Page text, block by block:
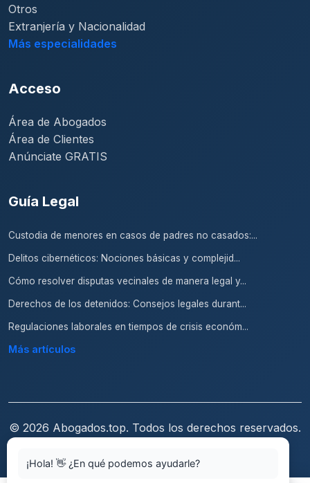
Otros
Extranjería y Nacionalidad
Más especialidades
Acceso
Área de Abogados
Área de Clientes
Anúnciate GRATIS
Guía Legal
Custodia de menores en casos de padres no casados:...
Delitos cibernéticos: Nociones básicas y complejid...
Cómo resolver disputas vecinales de manera legal y...
Derechos de los detenidos: Consejos legales durant...
Regulaciones laborales en tiempos de crisis económ...
Más artículos
© 2026 Abogados.top. Todos los derechos reservados.
Privacidad
Política de Cookies
¡Hola! 👋 ¿En qué podemos ayudarle?